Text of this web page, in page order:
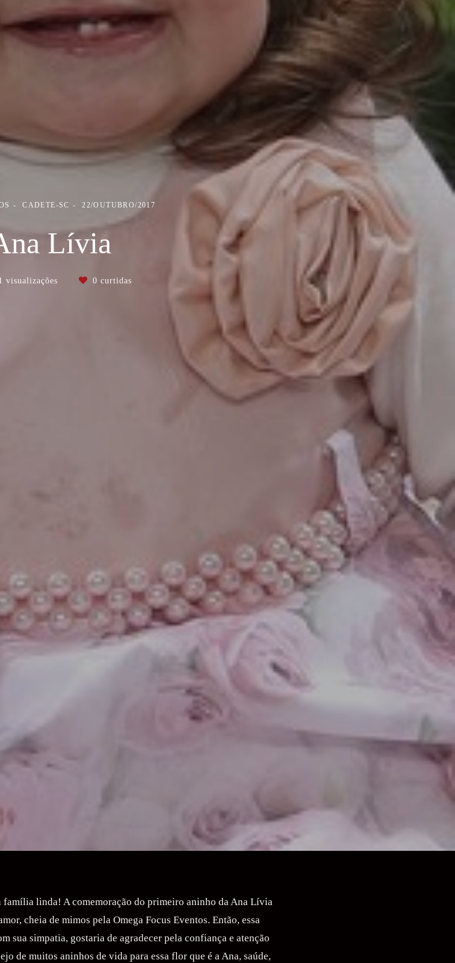
CADETE-SC 22/OUTUBRO/2017
Lívia
visualizações 0 curtidas
família linda! A comemoração do primeiro aninho da Ana Lívia
cheia de mimos pela Omega Focus Eventos. Então, essa
sua simpatia, gostaria de agradecer pela confiança e atenção
de muitos aninhos de vida para essa flor que é a Ana, saúde,